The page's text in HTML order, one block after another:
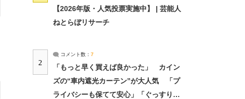
【2026年版・人気投票実施中】 | 芸能人
ねとらぼリサーチ
2
コメント数： 7
「もっと早く買えば良かった」 カイン
ズの“車内遮光カーテン”が大人気 「プ
ライバシーも保てて安心」「ぐっすり眠